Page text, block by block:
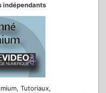
indépendants
Tutoriaux,